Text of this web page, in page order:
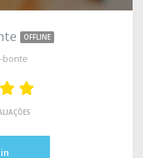
OFFLINE
bonte